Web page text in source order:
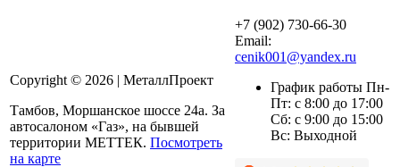
Copyright © 2026 | МеталлПроект
Тамбов, Моршанское шоссе 24а. За
автосалоном «Газ», на бывшей
территории МЕТТЕК. Посмотреть
на карте
+7 (902) 730-66-30
Email:
cenik001@yandex.ru
График работы Пн-
Пт: с 8:00 до 17:00
Сб: с 9:00 до 15:00
Вс: Выходной